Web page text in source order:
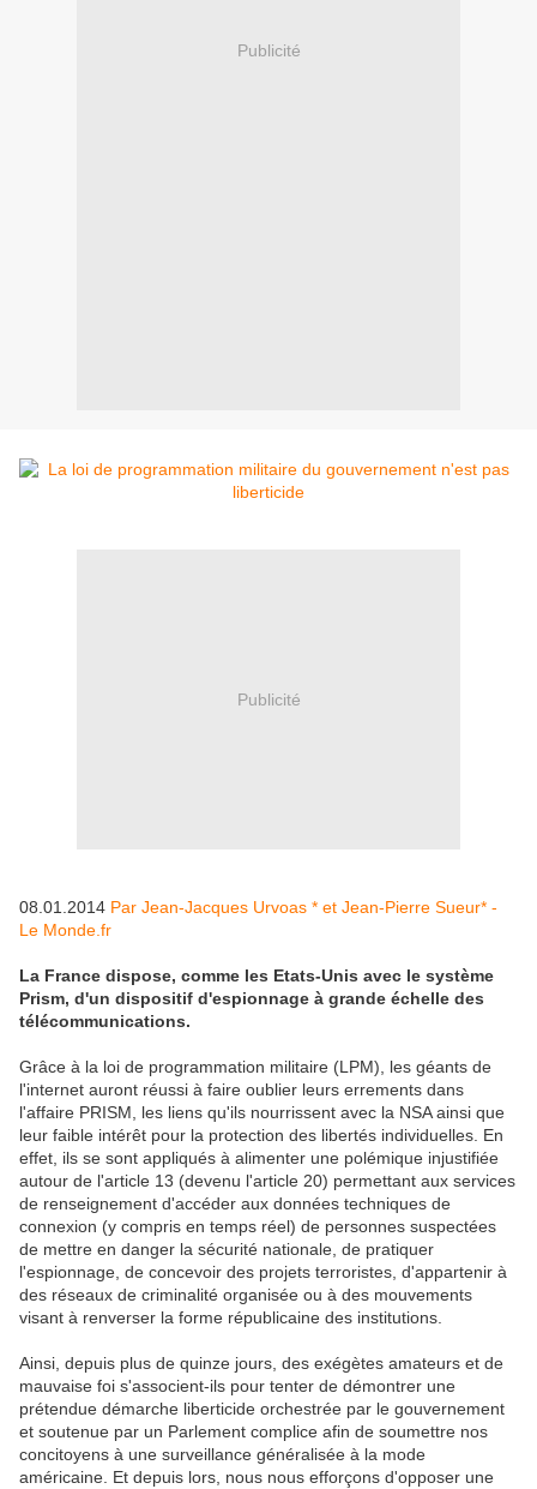
Publicité
Publicité
08.01.2014 Par Jean-Jacques Urvoas * et Jean-Pierre Sueur* -
Le Monde.fr
La France dispose, comme les Etats-Unis avec le système
Prism, d'un dispositif d'espionnage à grande échelle des
télécommunications.
Grâce à la loi de programmation militaire (LPM), les géants de
l'internet auront réussi à faire oublier leurs errements dans
l'affaire PRISM, les liens qu'ils nourrissent avec la NSA ainsi que
leur faible intérêt pour la protection des libertés individuelles. En
effet, ils se sont appliqués à alimenter une polémique injustifiée
autour de l'article 13 (devenu l'article 20) permettant aux services
de renseignement d'accéder aux données techniques de
connexion (y compris en temps réel) de personnes suspectées
de mettre en danger la sécurité nationale, de pratiquer
l'espionnage, de concevoir des projets terroristes, d'appartenir à
des réseaux de criminalité organisée ou à des mouvements
visant à renverser la forme républicaine des institutions.
Ainsi, depuis plus de quinze jours, des exégètes amateurs et de
mauvaise foi s'associent-ils pour tenter de démontrer une
prétendue démarche liberticide orchestrée par le gouvernement
et soutenue par un Parlement complice afin de soumettre nos
concitoyens à une surveillance généralisée à la mode
américaine. Et depuis lors, nous nous efforçons d'opposer une